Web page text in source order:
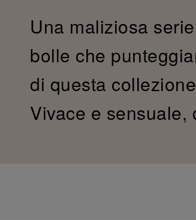
Una maliziosa
bolle che
di questa
Vivace e sensuale,